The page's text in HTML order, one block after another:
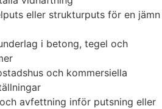
eller strukturputs för en jämn
i betong, tegel och
och kommersiella
avfettning inför putsning eller